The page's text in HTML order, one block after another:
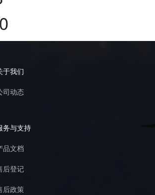
于我们
司动态
务与支持
品文档
后登记
后政策